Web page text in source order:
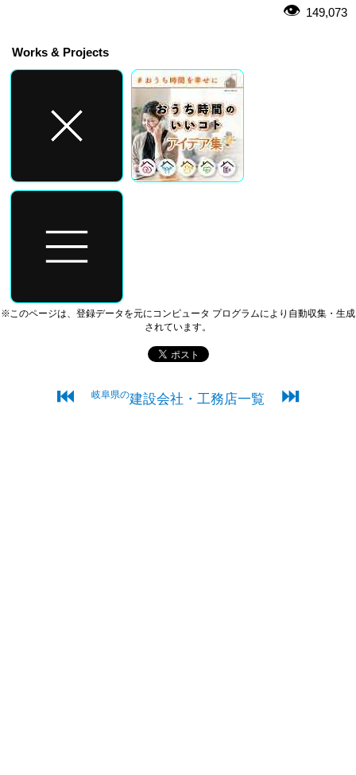
149,073
Works & Projects
※このページは、登録データを元にコンピュータ プログラムにより自動収集・生成
されています。
⏮ 岐阜県の建設会社・工務店一覧 ⏭